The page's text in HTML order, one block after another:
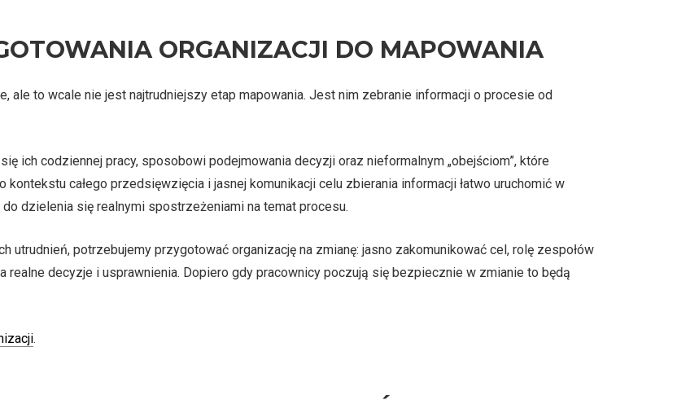
ORGANIZACJI DO MAPOWANIA
ale to wcale nie jest najtrudniejszy etap mapowania. Jest nim zebranie informacji o procesie od
ich codziennej pracy, sposobowi podejmowania decyzji oraz nieformalnym „obejściom”, które
całego przedsięwzięcia i jasnej komunikacji celu zbierania informacji łatwo uruchomić w
dzielenia się realnymi spostrzeżeniami na temat procesu.
utrudnień, potrzebujemy przygotować organizację na zmianę: jasno zakomunikować cel, rolę zespołów
realne decyzje i usprawnienia. Dopiero gdy pracownicy poczują się bezpiecznie w zmianie to będą
.